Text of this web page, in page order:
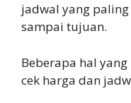
jadwal yang
sampai tujuan.
Beberapa hal
cek harga dan